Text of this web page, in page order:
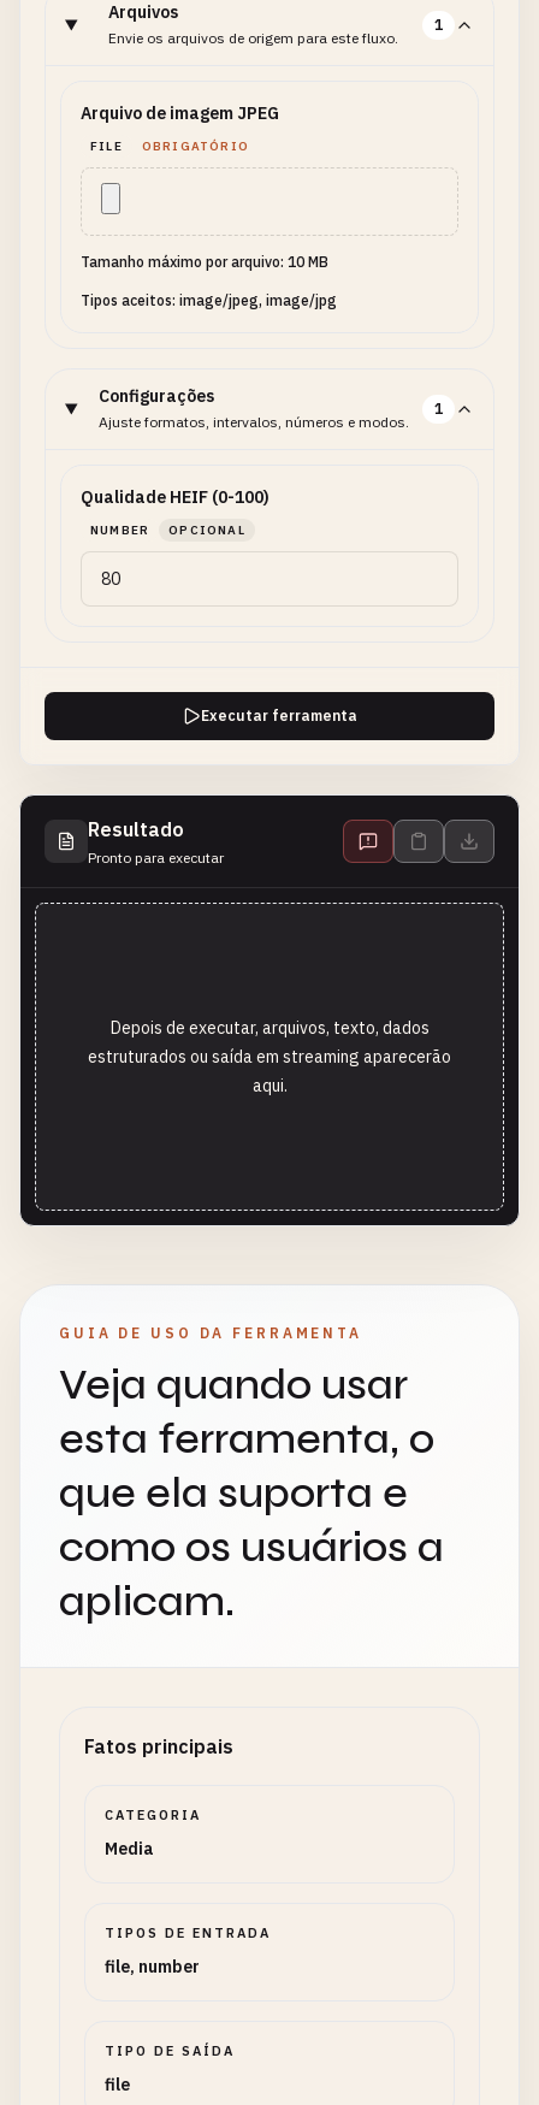
Arquivos
Envie os arquivos de origem para este fluxo.
1
Arquivo de imagem JPEG
FILE OBRIGATÓRIO
Tamanho máximo por arquivo: 10 MB
Tipos aceitos: image/jpeg, image/jpg
Configurações
Ajuste formatos, intervalos, números e modos.
1
Qualidade HEIF (0-100)
NUMBER OPCIONAL
Executar ferramenta
Resultado
Pronto para executar
Depois de executar, arquivos, texto, dados
estruturados ou saída em streaming aparecerão
aqui.
GUIA DE USO DA FERRAMENTA
Veja quando usar
esta ferramenta, o
que ela suporta e
como os usuários a
aplicam.
Fatos principais
CATEGORIA
Media
TIPOS DE ENTRADA
file, number
TIPO DE SAÍDA
file